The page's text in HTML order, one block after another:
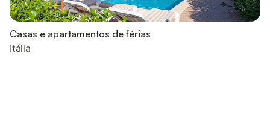
Casas e apartamentos de férias
Itália